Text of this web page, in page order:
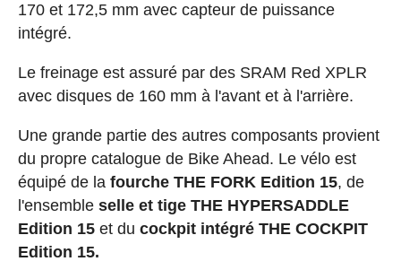
170 et 172,5 mm avec capteur de puissance
intégré.
Le freinage est assuré par des SRAM Red XPLR
avec disques de 160 mm à l'avant et à l'arrière.
Une grande partie des autres composants provient
du propre catalogue de Bike Ahead. Le vélo est
équipé de la fourche THE FORK Edition 15, de
l'ensemble selle et tige THE HYPERSADDLE
Edition 15et du cockpit intégré THE COCKPIT
Edition 15.